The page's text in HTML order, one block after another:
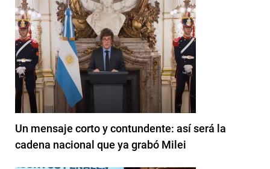
Un mensaje corto y contundente: así será la
cadena nacional que ya grabó Milei